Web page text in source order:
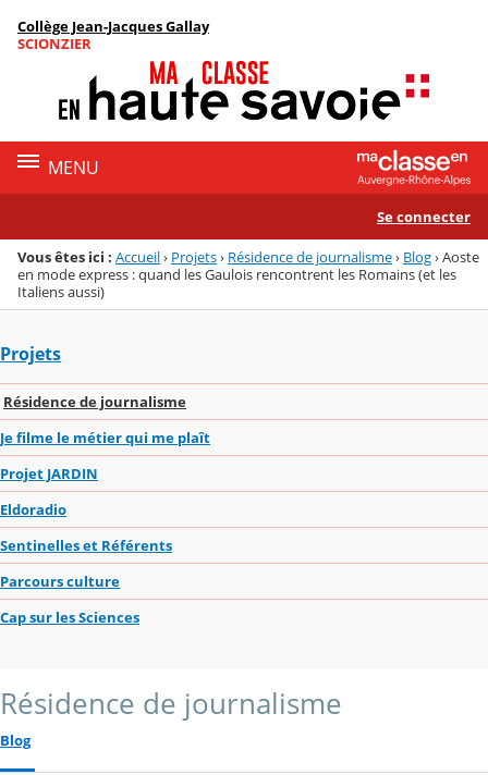
Menu de la rubrique
Contenu
Collège Jean-Jacques Gallay
SCIONZIER
MENU
Se connecter
Vous êtes ici : Accueil› Projets› Résidence de journalisme› Blog›Aoste
en mode express : quand les Gaulois rencontrent les Romains (et les
Italiens aussi)
Projets
Résidence de journalisme
Je filme le métier qui me plaît
Projet JARDIN
Eldoradio
Sentinelles et Référents
Parcours culture
Cap sur les Sciences
Résidence de journalisme
Blog